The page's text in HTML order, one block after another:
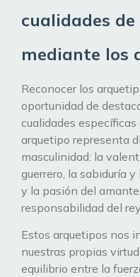
cualidades
mediante los
Reconocer los
oportunidad de
cualidades
arquetipo representa
masculinidad: la
guerrero, la sabiduría
y la pasión del
responsabilidad del
Estos arquetipos nos
nuestras propias
equilibrio entre la